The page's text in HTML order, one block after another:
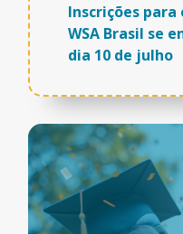
Inscrições para
WSA Brasil se
dia 10 de julho